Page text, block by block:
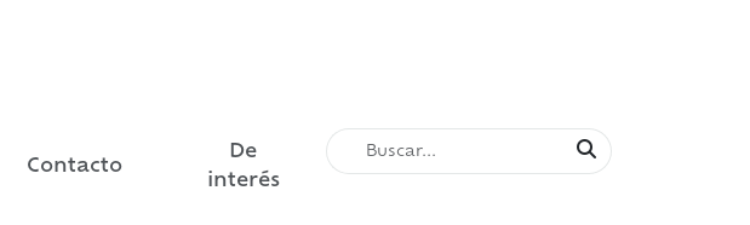
Contacto
De
interés